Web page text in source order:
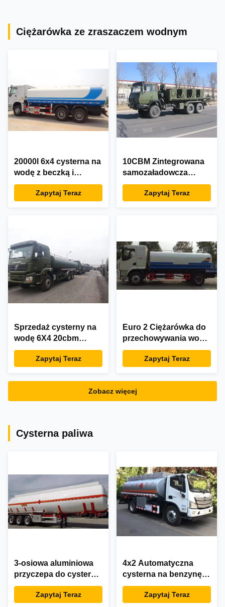
Ciężarówka ze zraszaczem wodnym
20000l 6x4 cysterna na
wodę z beczką i
zraszaczem
Zapytaj Teraz
10CBM Zintegrowana
samozaładowcza
ciężarówka
kontenerowa na wodę
Zapytaj Teraz
Sprzedaż cysterny na
wodę 6X4 20cbm
zraszacz
Zapytaj Teraz
Euro 2 Ciężarówka do
przechowywania wody
z silnikiem Diesla 3500
galonów Ciężarówka
Zapytaj Teraz
Zobacz więcej
Cysterna paliwa
3-osiowa aluminiowa
przyczepa do cysterny
z paliwem węglowym
42000 45000 litrów
Zapytaj Teraz
4x2 Automatyczna
cysterna na benzynę i
olej napędowy o
pojemności 8,88 m³
Zapytaj Teraz